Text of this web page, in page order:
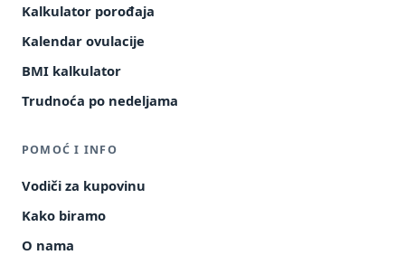
Kalkulator porođaja
Kalendar ovulacije
BMI kalkulator
Trudnoća po nedeljama
POMOĆ I INFO
Vodiči za kupovinu
Kako biramo
O nama